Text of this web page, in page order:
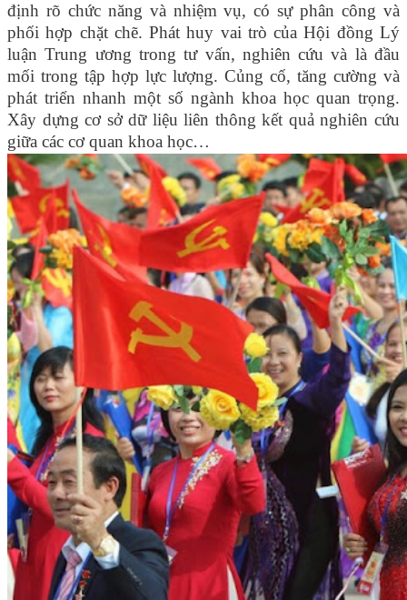
định rõ chức năng và nhiệm vụ, có sự phân công và
phối hợp chặt chẽ. Phát huy vai trò của Hội đồng Lý
luận Trung ương trong tư vấn, nghiên cứu và là đầu
mối trong tập hợp lực lượng. Củng cố, tăng cường và
phát triển nhanh một số ngành khoa học quan trọng.
Xây dựng cơ sở dữ liệu liên thông kết quả nghiên cứu
giữa các cơ quan khoa học…